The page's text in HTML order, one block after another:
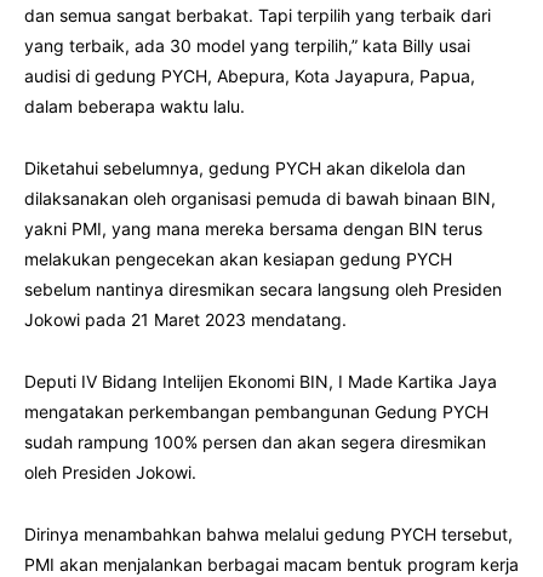
dan semua sangat berbakat. Tapi terpilih yang terbaik dari
yang terbaik, ada 30 model yang terpilih,” kata Billy usai
audisi di gedung PYCH, Abepura, Kota Jayapura, Papua,
dalam beberapa waktu lalu.
Diketahui sebelumnya, gedung PYCH akan dikelola dan
dilaksanakan oleh organisasi pemuda di bawah binaan BIN,
yakni PMI, yang mana mereka bersama dengan BIN terus
melakukan pengecekan akan kesiapan gedung PYCH
sebelum nantinya diresmikan secara langsung oleh Presiden
Jokowi pada 21 Maret 2023 mendatang.
Deputi IV Bidang Intelijen Ekonomi BIN, I Made Kartika Jaya
mengatakan perkembangan pembangunan Gedung PYCH
sudah rampung 100% persen dan akan segera diresmikan
oleh Presiden Jokowi.
Dirinya menambahkan bahwa melalui gedung PYCH tersebut,
PMI akan menjalankan berbagai macam bentuk program kerja